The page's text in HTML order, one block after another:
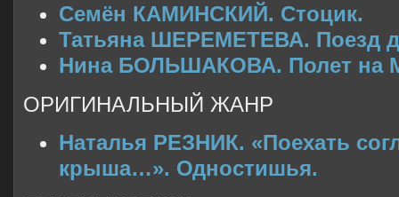
Семён КАМИНСКИЙ. Стоцик.
Татьяна ШЕРЕМЕТЕВА. Поезд
Нина БОЛЬШАКОВА. Полет на
ОРИГИНАЛЬНЫЙ ЖАНР
Наталья РЕЗНИК. «Поехать
крыша…». Одностишья.